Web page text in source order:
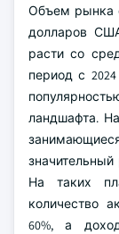
Объем рынка
долларов
расти со
период с
ландшафта.
На таких
количество
60%, а